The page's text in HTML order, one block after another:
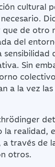
cultural
que de otro
del
Sin
a la vez
realidad,
través de
otros.